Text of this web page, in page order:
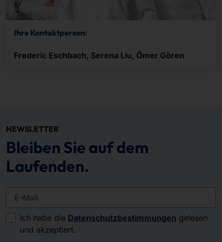
Ihre Kontaktperson:
Frederic Eschbach, Serena Liu, Ömer Gören
NEWSLETTER
Bleiben Sie auf dem
Laufenden.
E-Mail
Ich habe die Datenschutzbestimmungen gelesen
und akzeptiert.